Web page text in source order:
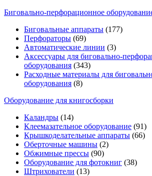
Биговально-перфорационное
Биговальные аппараты (177)
Перфораторы (69)
Автоматические линии (3)
Аксессуары для биговально-
оборудования (343)
Расходные материалы для
оборудования (8)
Оборудование для книгосборки
Каландры (14)
Клеемазательное оборудование (91)
Крышкоделательные аппараты (66)
Оберточные машины (2)
Обжимные прессы (90)
Оборудование для фотокниг (38)
Штрихователи (13)